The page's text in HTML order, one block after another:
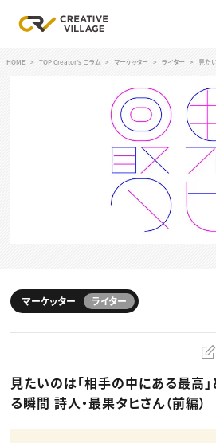
ログイン
クリエイター求人を探す
CREATIVE JOB求人検索
スキルアップしたい！
デザイン
編集・ライティング
マーケティング
ディレクション
業界解説・キャリア事情
お役立ち基礎知識
TOP Creator’s コラム
Webクリエイター
アプリクリエイター
ゲームクリエイター
映像クリエイター
マーケッター
セミナー
HOME TOP Creator's コラム マーケッター ライター 見た
マーケッター ライター
見たいのは「相手の中にある最高
る瞬間 詩人・最果タヒさん（前編）